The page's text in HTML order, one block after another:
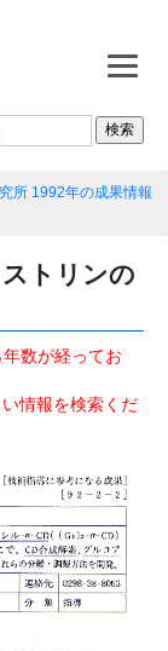
所 1992年の成果情報
トリンの
数が経ってお
情報を検索くだ